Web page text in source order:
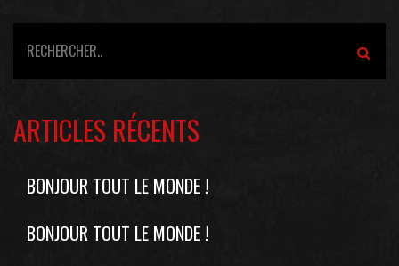
ARTICLES RÉCENTS
BONJOUR TOUT LE MONDE !
BONJOUR TOUT LE MONDE !